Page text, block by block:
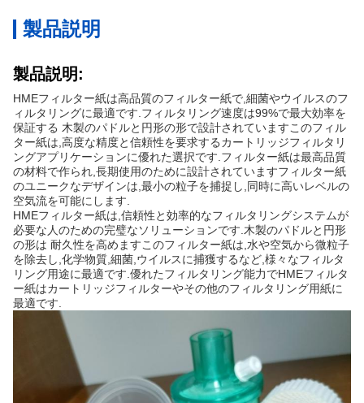
製品説明
製品説明:
HMEフィルター紙は高品質のフィルター紙で,細菌やウイルスのフ
ィルタリングに最適です.フィルタリング速度は99%で最大効率を
保証する 木製のパドルと円形の形で設計されていますこのフィル
ター紙は,高度な精度と信頼性を要求するカートリッジフィルタリ
ングアプリケーションに優れた選択です.フィルター紙は最高品質
の材料で作られ,長期使用のために設計されていますフィルター紙
のユニークなデザインは,最小の粒子を捕捉し,同時に高いレベルの
空気流を可能にします.
HMEフィルター紙は,信頼性と効率的なフィルタリングシステムが
必要な人のための完璧なソリューションです.木製のパドルと円形
の形は 耐久性を高めますこのフィルター紙は,水や空気から微粒子
を除去し,化学物質,細菌,ウイルスに捕獲するなど,様々なフィルタ
リング用途に最適です.優れたフィルタリング能力でHMEフィルタ
ー紙はカートリッジフィルターやその他のフィルタリング用紙に
最適です.